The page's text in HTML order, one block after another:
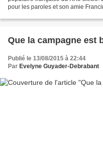
pour les paroles et son amie
Que la campagne est
Publié le 13/08/2015 à 22:44
Par Evelyne Guyader-Debrabant